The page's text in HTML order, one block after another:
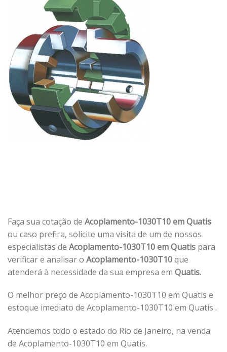
Faça sua cotação de Acoplamento-1030T10 em Quatis
ou caso prefira, solicite uma visita de um de nossos
especialistas de Acoplamento-1030T10 em Quatis para
verificar e analisar o Acoplamento-1030T10que
atenderá à necessidade da sua empresa em Quatis.
O melhor preço de Acoplamento-1030T10 em Quatis e
estoque imediato de Acoplamento-1030T10 em Quatis .
Atendemos todo o estado do Rio de Janeiro, na venda
de Acoplamento-1030T10 em Quatis.